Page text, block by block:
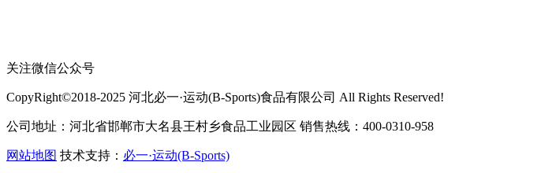
关注微信公众号
CopyRight©2018-2025 河北必一·运动(B-Sports)食品有限公司 All Rights Reserved!
公司地址：河北省邯郸市大名县王村乡食品工业园区 销售热线：400-0310-958
网站地图 技术支持： 必一·运动(B-Sports)